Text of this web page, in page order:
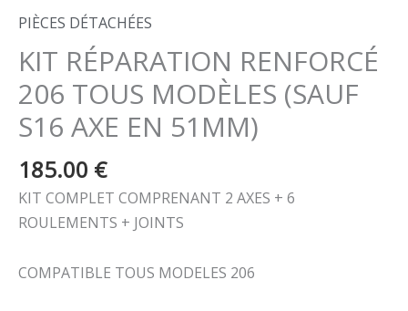
PIÈCES DÉTACHÉES
KIT RÉPARATION RENFORCÉ
206 TOUS MODÈLES (SAUF
S16 AXE EN 51MM)
185.00 €
KIT COMPLET COMPRENANT 2 AXES + 6
ROULEMENTS + JOINTS
COMPATIBLE TOUS MODELES 206
TOUS
MODÈLES
(SAUF
S16
AXE
51MM)